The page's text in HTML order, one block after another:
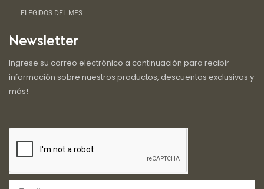
ELEGIDOS DEL MES
Newsletter
Ingrese su correo electrónico a continuación para recibir
información sobre nuestros productos, descuentos exclusivos y
más!